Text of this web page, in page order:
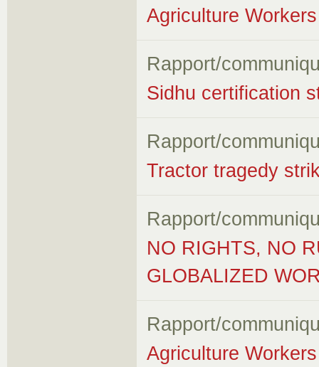
Agriculture
Rapport/
Sidhu certification
Rapport/
Tractor tragedy
Rapport/
NO RIGHTS, NO
GLOBALIZED
Rapport/
Agriculture